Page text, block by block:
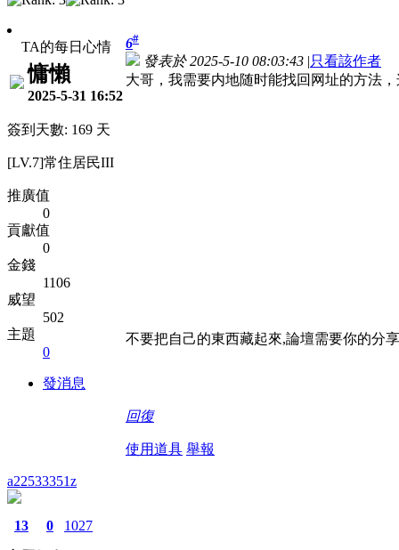
TA的每日心情
慵懶
2025-5-31 16:52
簽到天數: 169 天
[LV.7]常住居民III
推廣值
0
貢獻值
0
金錢
1106
威望
502
主題
0
發消息
6#
發表於 2025-5-10 08:03:43 |只看該作者
大哥，我需要内地随时能找回网址的方法
不要把自己的東西藏起來,論壇需要你的分
回復
使用道具 舉報
a22533351z
13 0 1027